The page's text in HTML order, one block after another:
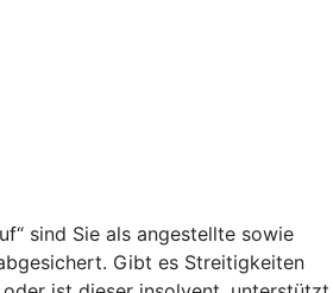
sind Sie als angestellte sowie
Gibt es Streitigkeiten